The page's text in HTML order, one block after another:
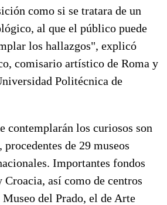
como si se tratara de un
al que el público puede
los hallazgos", explicó
comisario artístico de Roma y
Politécnica de
contemplarán los curiosos son
procedentes de 29 museos
Importantes fondos
así como de centros
del Prado, el de Arte